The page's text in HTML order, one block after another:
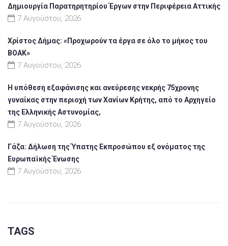
Δημιουργία Παρατηρητηρίου Έργων στην Περιφέρεια Αττικής
7 Αυγούστου, 2026
Χρίστος Δήμας: «Προχωρούν τα έργα σε όλο το μήκος του
ΒΟΑΚ»
7 Αυγούστου, 2026
Η υπόθεση εξαφάνισης και ανεύρεσης νεκρής 75χρονης
γυναίκας στην περιοχή των Χανίων Κρήτης, από το Αρχηγείο
της Ελληνικής Αστυνομίας,
7 Αυγούστου, 2026
Γάζα: Δήλωση της Ύπατης Εκπροσώπου εξ ονόματος της
Ευρωπαϊκής Ένωσης
7 Αυγούστου, 2026
TAGS